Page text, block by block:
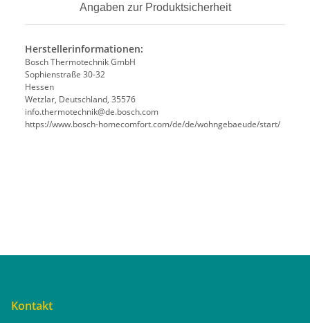
Angaben zur Produktsicherheit
Herstellerinformationen:
Bosch Thermotechnik GmbH
Sophienstraße 30-32
Hessen
Wetzlar, Deutschland, 35576
info.thermotechnik@de.bosch.com
https://www.bosch-homecomfort.com/de/de/wohngebaeude/start/
Kontakt